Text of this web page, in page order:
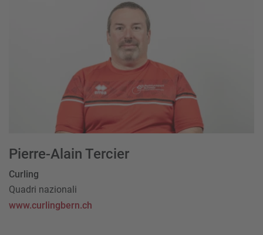
Pierre-Alain Tercier
Curling
Quadri nazionali
www.curlingbern.ch